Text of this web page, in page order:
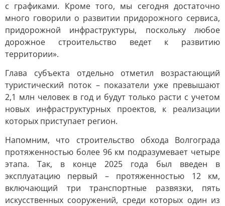
с графиками. Кроме того, мы сегодня достаточно
много говорили о развитии придорожного сервиса,
придорожной инфраструктуры, поскольку любое
дорожное строительство ведет к развитию
территории».
Глава субъекта отдельно отметил возрастающий
туристический поток – показатели уже превышают
2,1 млн человек в год и будут только расти с учетом
новых инфраструктурных проектов, к реализации
которых приступает регион.
Напомним, что строительство обхода Волгограда
протяженностью более 96 км подразумевает четыре
этапа. Так, в конце 2025 года был введен в
эксплуатацию первый – протяженностью 12 км,
включающий три транспортные развязки, пять
искусственных сооружений, среди которых один из